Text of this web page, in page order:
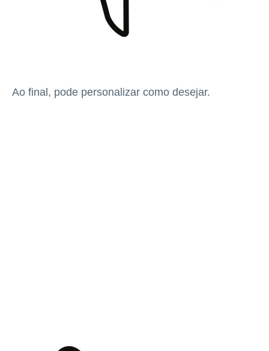
Ao final, pode personalizar como desejar.